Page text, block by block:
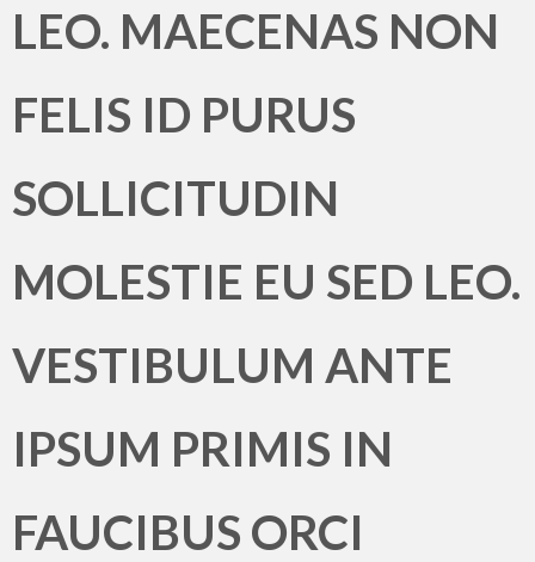
LEO. MAECENAS NON
FELIS ID PURUS
SOLLICITUDIN
MOLESTIE EU SED LEO.
VESTIBULUM ANTE
IPSUM PRIMIS IN
FAUCIBUS ORCI